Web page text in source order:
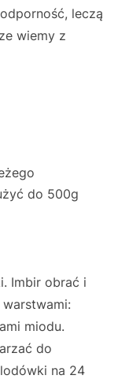
leczą
wiemy z
do 500g
Imbir obrać i
warstwami:
miodu.
do
na 24